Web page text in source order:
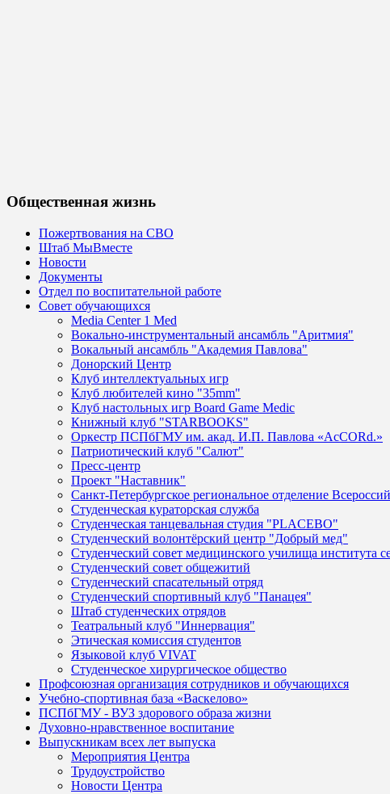
Общественная жизнь
Пожертвования на СВО
Штаб МыВместе
Новости
Документы
Отдел по воспитательной работе
Совет обучающихся
Media Center 1 Med
Вокально-инструментальный ансамбль "Аритмия"
Вокальный ансамбль "Академия Павлова"
Донорский Центр
Клуб интеллектуальных игр
Клуб любителей кино "35mm"
Клуб настольных игр Board Game Medic
Книжный клуб "STARBOOKS"
Оркестр ПСПбГМУ им. акад. И.П. Павлова «AcCORd.»
Патриотический клуб "Салют"
Пресс-центр
Проект "Наставник"
Санкт-Петербургское региональное отделение
Cтуденческая кураторская служба
Студенческая танцевальная студия "PLACEBO"
Студенческий волонтёрский центр "Добрый мед"
Студенческий совет медицинского училища института
Студенческий совет общежитий
Студенческий спасательный отряд
Студенческий спортивный клуб "Панацея"
Штаб студенческих отрядов
Театральный клуб "Иннервация"
Этическая комиссия студентов
Языковой клуб VIVAT
Студенческое хирургическое общество
Профсоюзная организация сотрудников и обучающихся
Учебно-спортивная база «Васкелово»
ПСПбГМУ - ВУЗ здорового образа жизни
Духовно-нравственное воспитание
Выпускникам всех лет выпуска
Мероприятия Центра
Трудоустройство
Новости Центра